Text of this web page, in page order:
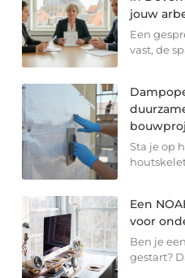
jouw
Een
vast, de
Sta je op
Een
voor
Ben je
gestart?